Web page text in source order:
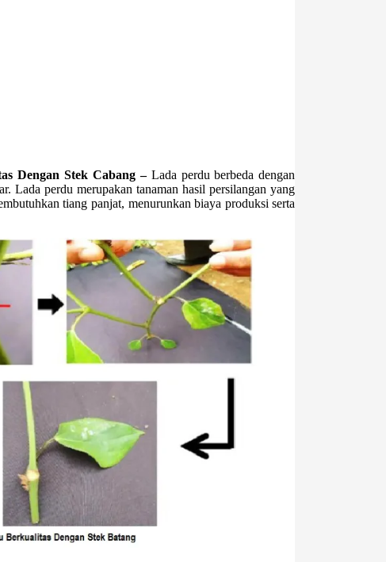
Dengan Stek Cabang – Lada perdu berbeda dengan
Lada perdu merupakan tanaman hasil persilangan yang
tiang panjat, menurunkan biaya produksi serta